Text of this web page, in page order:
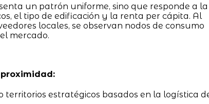
un patrón uniforme, sino que responde a la
el tipo de edificación y la renta per cápita. Al
locales, se observan nodos de consumo
mercado.
territorios estratégicos basados en la logística